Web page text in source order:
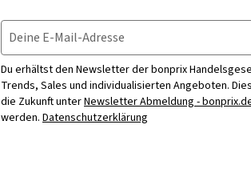
Deine E-Mail-Adresse
Du erhältst den Newsletter der bonprix
Trends, Sales und individualisierten Angeboten.
die Zukunft unterNewsletter Abmeldung -
werden. Datenschutzerklärung